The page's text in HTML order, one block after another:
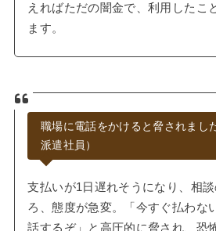
えればただの闇金で、利用したこ
ます。
職場に電話をかけると脅されまし
派遣社員）
支払いが1日遅れそうになり、相
ろ、態度が急変。「今すぐ払わな
話するぞ」と高圧的に脅され、恐